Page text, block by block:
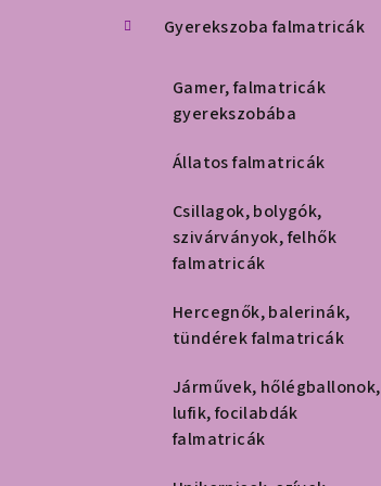
Gyerekszoba falmatricák
Gamer, falmatricák
gyerekszobába
Állatos falmatricák
Csillagok, bolygók,
szivárványok, felhők
falmatricák
Hercegnők, balerinák,
tündérek falmatricák
Járművek, hőlégballonok,
lufik, focilabdák
falmatricák